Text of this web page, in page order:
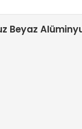
Beyaz